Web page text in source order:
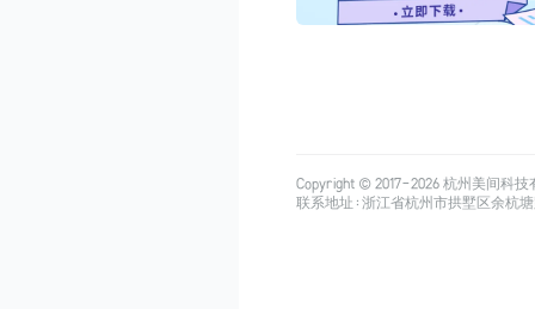
Copyright © 2017-2026杭州美间科技
联系地址：浙江省杭州市拱墅区余杭